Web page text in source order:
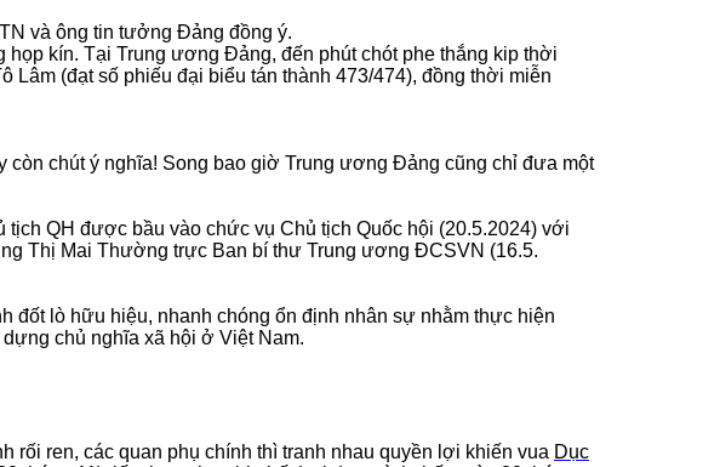
và ông tin tưởng Đảng đồng ý.
kín. Tại Trung ương Đảng, đến phút chót phe thắng kip thời
(đạt số phiếu đại biểu tán thành 473/474), đồng thời miễn
chút ý nghĩa! Song bao giờ Trung ương Đảng cũng chỉ đưa một
QH được bầu vào chức vụ Chủ tịch Quốc hội (20.5.2024) với
Thị Mai Thường trực Ban bí thư Trung ương ĐCSVN (16.5.
đốt lò hữu hiệu, nhanh chóng ổn định nhân sự nhằm thực hiện
chủ nghĩa xã hội ở Việt Nam.
rối ren, các quan phụ chính thì tranh nhau quyền lợi khiến vua Dục